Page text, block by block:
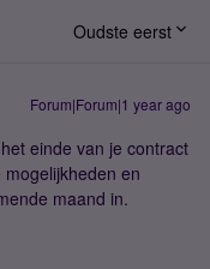
Oudste eerst
Forum|Forum|1 year ago
einde van je contract
en
maand in.